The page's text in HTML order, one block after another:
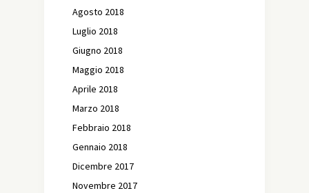
Agosto 2018
Luglio 2018
Giugno 2018
Maggio 2018
Aprile 2018
Marzo 2018
Febbraio 2018
Gennaio 2018
Dicembre 2017
Novembre 2017